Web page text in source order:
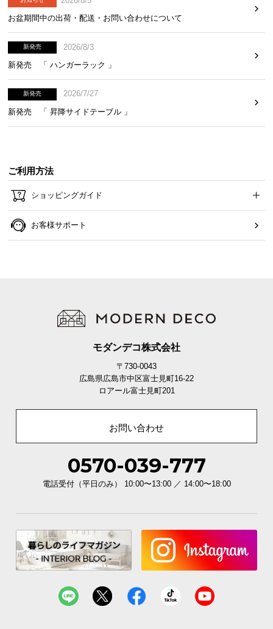
に
い
証
に
つ
員
規
約
に
お盆期間中の出荷・配送・お問い合わせについて
新発売
2026/8/3
新発売 「 ハンガーラック 」
新発売
2026/7/27
新発売 「 昇降サイドテーブル 」
ご利用方法
ショッピングガイド
お客様サポート
モダンデコ株式会社
〒730-0043
広島県広島市中区富士見町16-22
ロアール富士見町201
お問い合わせ
0570-039-777
電話受付（平日のみ） 10:00〜13:00 ／ 14:00〜18:00